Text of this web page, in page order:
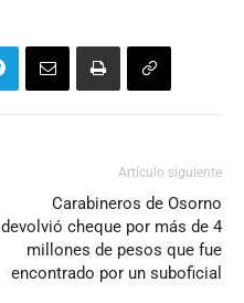
Artículo siguiente
Carabineros de Osorno
devolvió cheque por más de 4
millones de pesos que fue
encontrado por un suboficial